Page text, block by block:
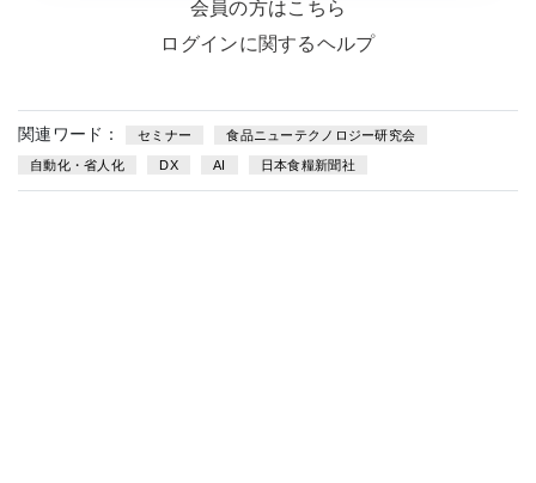
会員の方はこちら
ログインに関するヘルプ
関連ワード： セミナー 食品ニューテクノロジー研究会
自動化・省人化 DX AI 日本食糧新聞社